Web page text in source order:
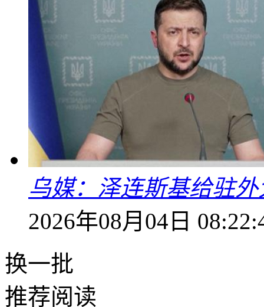
乌媒：泽连斯基给驻
2026年08月04日
换一批
推荐阅读